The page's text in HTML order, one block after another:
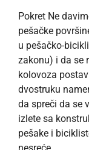
Pokret Ne
pešačke
u pešačko-
zakonu) i da se
kolovoza
dvostruku
da spreči da se
izlete sa
pešake i